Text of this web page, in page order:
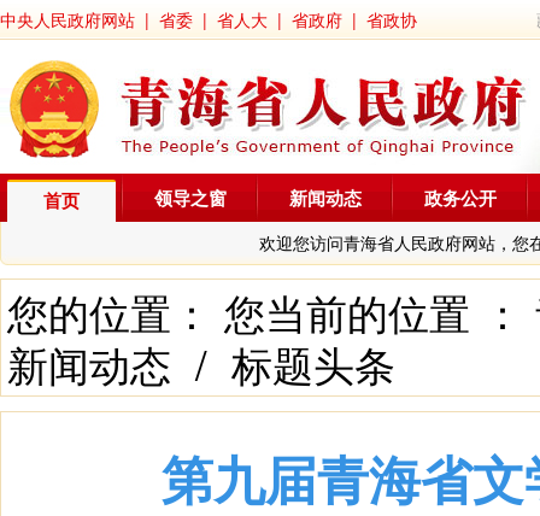
中央人民政府网站 | 省委 | 省人大 | 省政府 | 省政协
首页
欢迎您访问青海省人民政府网站，您
领导之窗 新闻动态 政务公开
您的位置： 您当前的位置 ：
新闻动态 / 标题头条
第九届青海省